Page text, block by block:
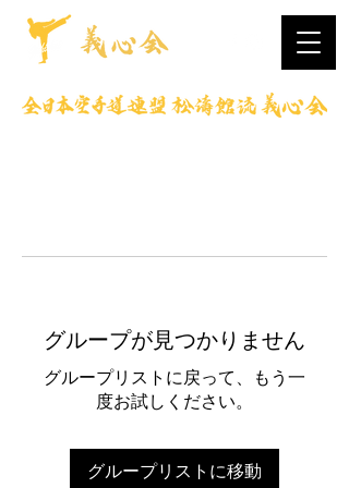
グループが見つかりません
グループリストに戻って、もう一
度お試しください。
グループリストに移動